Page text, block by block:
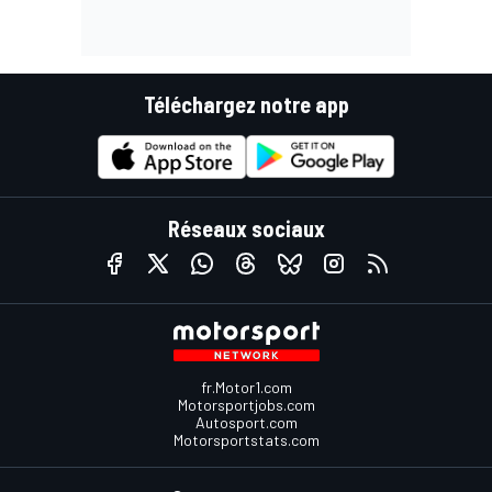
Téléchargez notre app
Réseaux sociaux
fr.Motor1.com
Motorsportjobs.com
Autosport.com
Motorsportstats.com